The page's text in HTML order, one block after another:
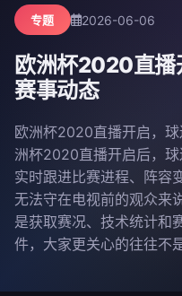
专题 2026-06-06
欧洲杯2020直播
赛事动态
欧洲杯2020直播开启，
洲杯2020直播开启后，
实时跟进比赛进程、阵容
无法守在电视前的观众来
是获取赛况、技术统计和
件，大家更关心的往往不